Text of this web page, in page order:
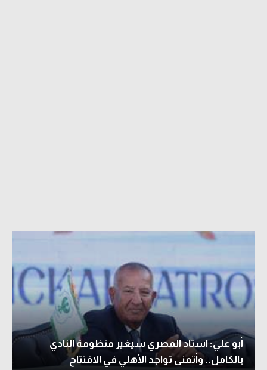
أبو علي: استاد المصري سيغير منظومة النادي
بالكامل.. وأتمنى تواجد الأهلي في الافتتاح